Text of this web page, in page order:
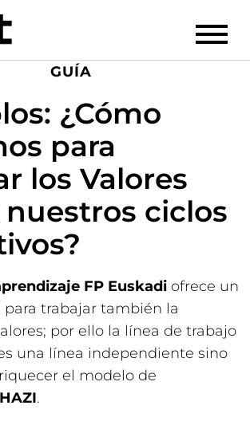
GUÍA
¿Cómo
para
los Valores
ciclos
FP Euskadi ofrece un
para trabajar también la
por ello la línea de trabajo
una línea independiente sino
el modelo de
.